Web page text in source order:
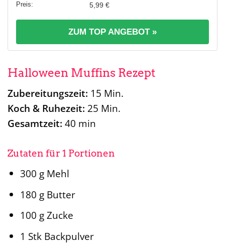
5,99 €
ZUM TOP ANGEBOT »
Halloween Muffins Rezept
Zubereitungszeit: 15 Min.
Koch & Ruhezeit: 25 Min.
Gesamtzeit: 40 min
Zutaten für 1 Portionen
300 g Mehl
180 g Butter
100 g Zucke
1 Stk Backpulver